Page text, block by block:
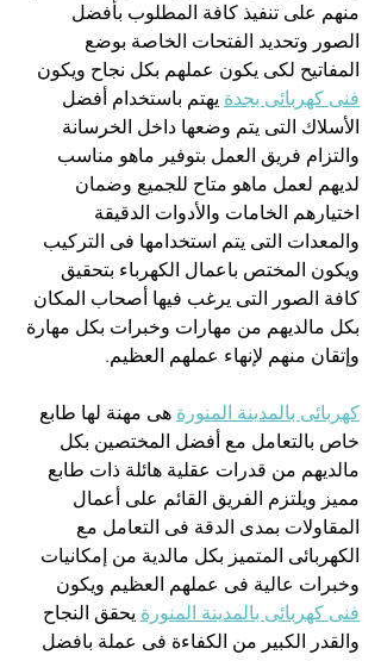
منهم على تنفيذ كافة المطلوب بأفضل
الصور وتحديد الفتحات الخاصة بوضع
المفاتيح لكى يكون عملهم بكل نجاح ويكون
فنى كهربائى بجدة يهتم باستخدام أفضل
الأسلاك التى يتم وضعها داخل الخرسانة
والتزام فريق العمل بتوفير ماهو مناسب
لديهم لعمل ماهو متاح للجميع وضمان
اختيارهم الخامات والأدوات الدقيقة
والمعدات التى يتم استخدامها فى التركيب
ويكون المختص باعمال الكهرباء بتحقيق
كافة الصور التى يرغب فيها أصحاب المكان
بكل مالديهم من مهارات وخبرات بكل مهارة
وإتقان منهم لإنهاء عملهم العظيم.
كهربائى بالمدينة المنورة هى مهنة لها طابع
خاص بالتعامل مع أفضل المختصين بكل
مالديهم من قدرات عقلية هائلة ذات طابع
مميز ويلتزم الفريق القائم على أعمال
المقاولات بمدى الدقة فى التعامل مع
الكهربائى المتميز بكل مالدية من إمكانيات
وخبرات عالية فى عملهم العظيم ويكون
فنى كهربائى بالمدينة المنورة يحقق النجاح
والقدر الكبير من الكفاءة فى عملة بافضل